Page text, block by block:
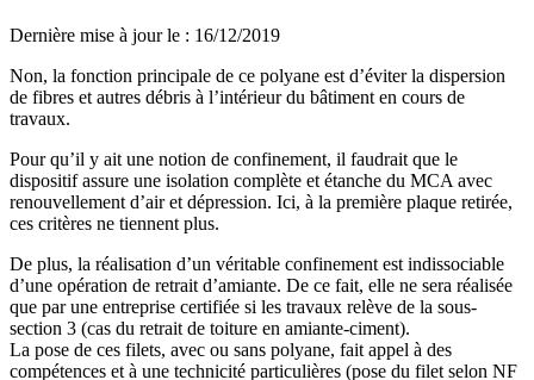
Dernière mise à jour le : 16/12/2019
Non, la fonction principale de ce polyane est d’éviter la dispersion
de fibres et autres débris à l’intérieur du bâtiment en cours de
travaux.
Pour qu’il y ait une notion de confinement, il faudrait que le
dispositif assure une isolation complète et étanche du MCA avec
renouvellement d’air et dépression. Ici, à la première plaque retirée,
ces critères ne tiennent plus.
De plus, la réalisation d’un véritable confinement est indissociable
d’une opération de retrait d’amiante. De ce fait, elle ne sera réalisée
que par une entreprise certifiée si les travaux relève de la sous-
section 3 (cas du retrait de toiture en amiante-ciment).
La pose de ces filets, avec ou sans polyane, fait appel à des
compétences et à une technicité particulières (pose du filet selon NF